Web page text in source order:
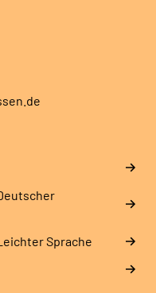
Sprache